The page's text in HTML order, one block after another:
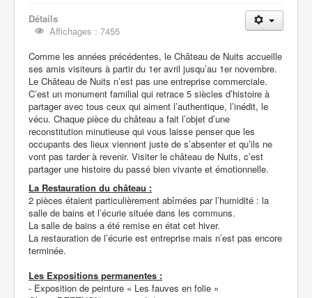
Détails
Affichages : 7455
Comme les années précédentes, le Château de Nuits accueille
ses amis visiteurs à partir du 1er avril jusqu’au 1er novembre.
Le Château de Nuits n’est pas une entreprise commerciale.
C’est un monument familial qui retrace 5 siècles d’histoire à
partager avec tous ceux qui aiment l’authentique, l’inédit, le
vécu. Chaque pièce du château a fait l’objet d’une
reconstitution minutieuse qui vous laisse penser que les
occupants des lieux viennent juste de s’absenter et qu’ils ne
vont pas tarder à revenir. Visiter le château de Nuits, c’est
partager une histoire du passé bien vivante et émotionnelle.
La Restauration du château :
2 pièces étaient particulièrement abîmées par l’humidité : la
salle de bains et l’écurie située dans les communs.
La salle de bains a été remise en état cet hiver.
La restauration de l’écurie est entreprise mais n’est pas encore
terminée.
Les Expositions permanentes :
- Exposition de peinture « Les fauves en folie »